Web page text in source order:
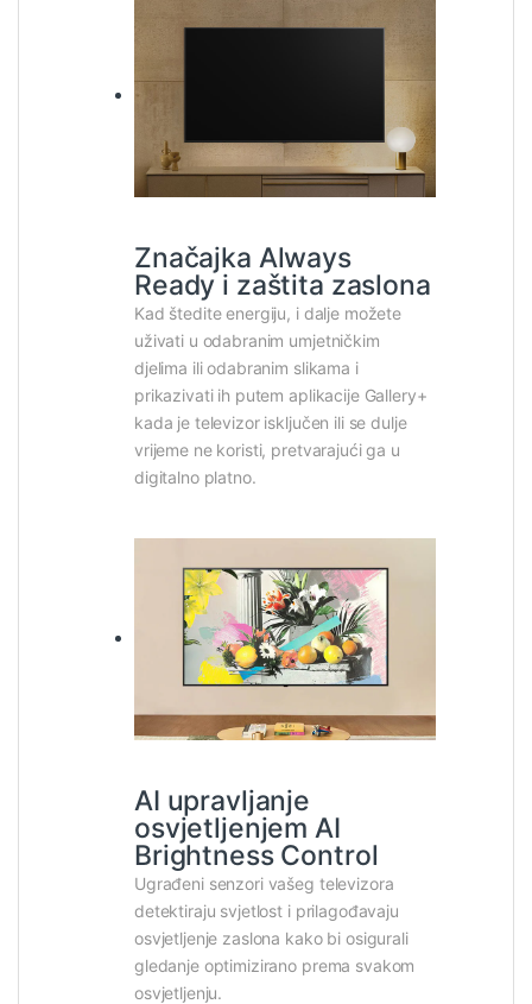
Značajka Always
Ready i zaštita zaslona
Kad štedite energiju, i dalje možete
uživati u odabranim umjetničkim
djelima ili odabranim slikama i
prikazivati ih putem aplikacije Gallery+
kada je televizor isključen ili se dulje
vrijeme ne koristi, pretvarajući ga u
digitalno platno.
AI upravljanje
osvjetljenjem AI
Brightness Control
Ugrađeni senzori vašeg televizora
detektiraju svjetlost i prilagođavaju
osvjetljenje zaslona kako bi osigurali
gledanje optimizirano prema svakom
osvjetljenju.